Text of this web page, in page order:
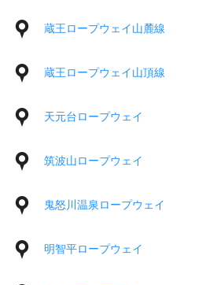
蔵王ロープウェイ山麓線
蔵王ロープウェイ山頂線
天元台ロープウェイ
筑波山ロープウェイ
鬼怒川温泉ロープウェイ
明智平ロープウェイ